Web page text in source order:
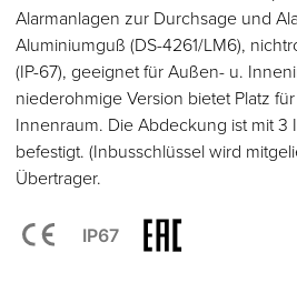
Alarmanlagen zur Durchsage und
Aluminiumguß (DS-4261/LM6),
(IP-67), geeignet für Außen- u.
niederohmige Version bietet Platz
Innenraum. Die Abdeckung ist mit 3
befestigt. (Inbusschlüssel wird
Übertrager.
IP67